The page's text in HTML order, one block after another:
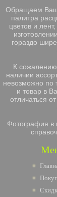
Обращаем
палитра
цветов и
гораздо
К
наличии
невозможно по
и товар в
отличаться
Фотография в